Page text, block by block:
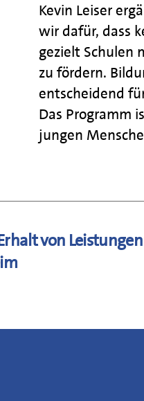
Kevin Leiser
wir dafür, dass
gezielt Schulen
zu fördern.
entscheidend
Das Programm
jungen
von